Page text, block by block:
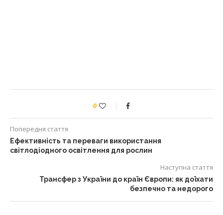
0
Попередня стаття
Ефективність та переваги використання
світлодіодного освітлення для рослин
Наступна стаття
Трансфер з України до країн Європи: як доїхати
безпечно та недорого